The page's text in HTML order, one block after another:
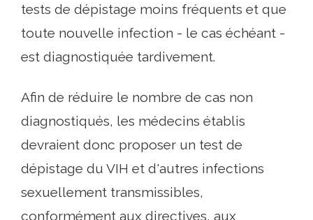
tests de dépistage moins fréquents et que
toute nouvelle infection - le cas échéant -
est diagnostiquée tardivement.
Afin de réduire le nombre de cas non
diagnostiqués, les médecins établis
devraient donc proposer un test de
dépistage du VIH et d'autres infections
sexuellement transmissibles,
conformément aux directives, aux